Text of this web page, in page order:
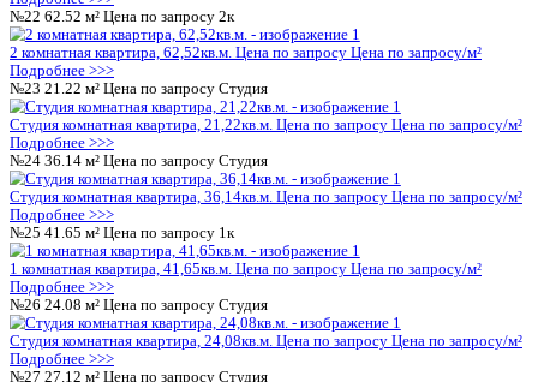
Квартиры в ЖД Навигатор
Студии 1-комнатные 2-комнатные
комнатные
Более 4 комнат
Показать результаты Сбросить
Каталог Шахматка